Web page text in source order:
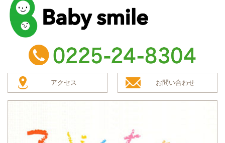
baby smile
TEL：0225-24-8304
アクセス お問い合わせ